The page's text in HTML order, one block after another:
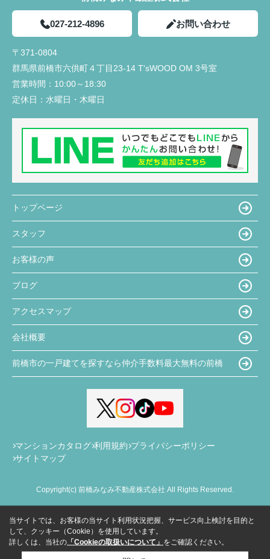
027-212-4896 お問い合わせ
〒371-0804
群馬県前橋市六供町４丁目23‐14 T'sWOOD OM 3号室
営業時間： 10:00～18:30
定休日： 水曜日・木曜日
トップページ
スタッフ
お客様の声
ブログ
アクセスマップ
会社概要
前橋市の一戸建てを探すなら仲介手数料最大無料の前橋
マンションカタログ 利用規約 プライバシーポリシー
サイトマップ
Copyright(c) 前橋みなみ不動産株式会社 All Rights Reserved.
当サイトでは、お客様の当サイト利用状況把握、サービス向上検討を目的と
して、クッキー（Cookie）を使用しています。
詳しくは、当社の 「Cookieの取扱いについて」 をご確認ください。